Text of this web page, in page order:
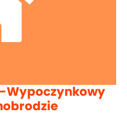
Wypoczynkowy